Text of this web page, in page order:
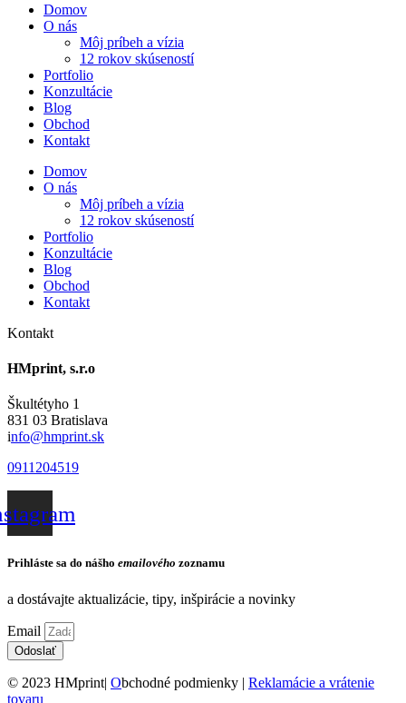
Domov
O nás
Môj príbeh a vízia
12 rokov skúseností
Portfolio
Konzultácie
Blog
Obchod
Kontakt
Domov
O nás
Môj príbeh a vízia
12 rokov skúseností
Portfolio
Konzultácie
Blog
Obchod
Kontakt
Kontakt
HMprint, s.r.o
Škultétyho 1
831 03 Bratislava
info@hmprint.sk
0911204519
Prihláste sa do nášho emailového zoznamu
a dostávajte aktualizácie, tipy, inšpirácie a novinky
Email
Odoslať
© 2023 HMprint| Obchodné podmienky | Reklamácie a vrátenie
tovaru